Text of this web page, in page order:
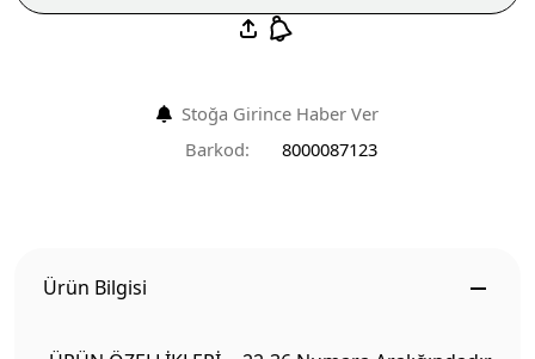
Stoğa Girince Haber Ver
Barkod:
8000087123
Ürün Bilgisi